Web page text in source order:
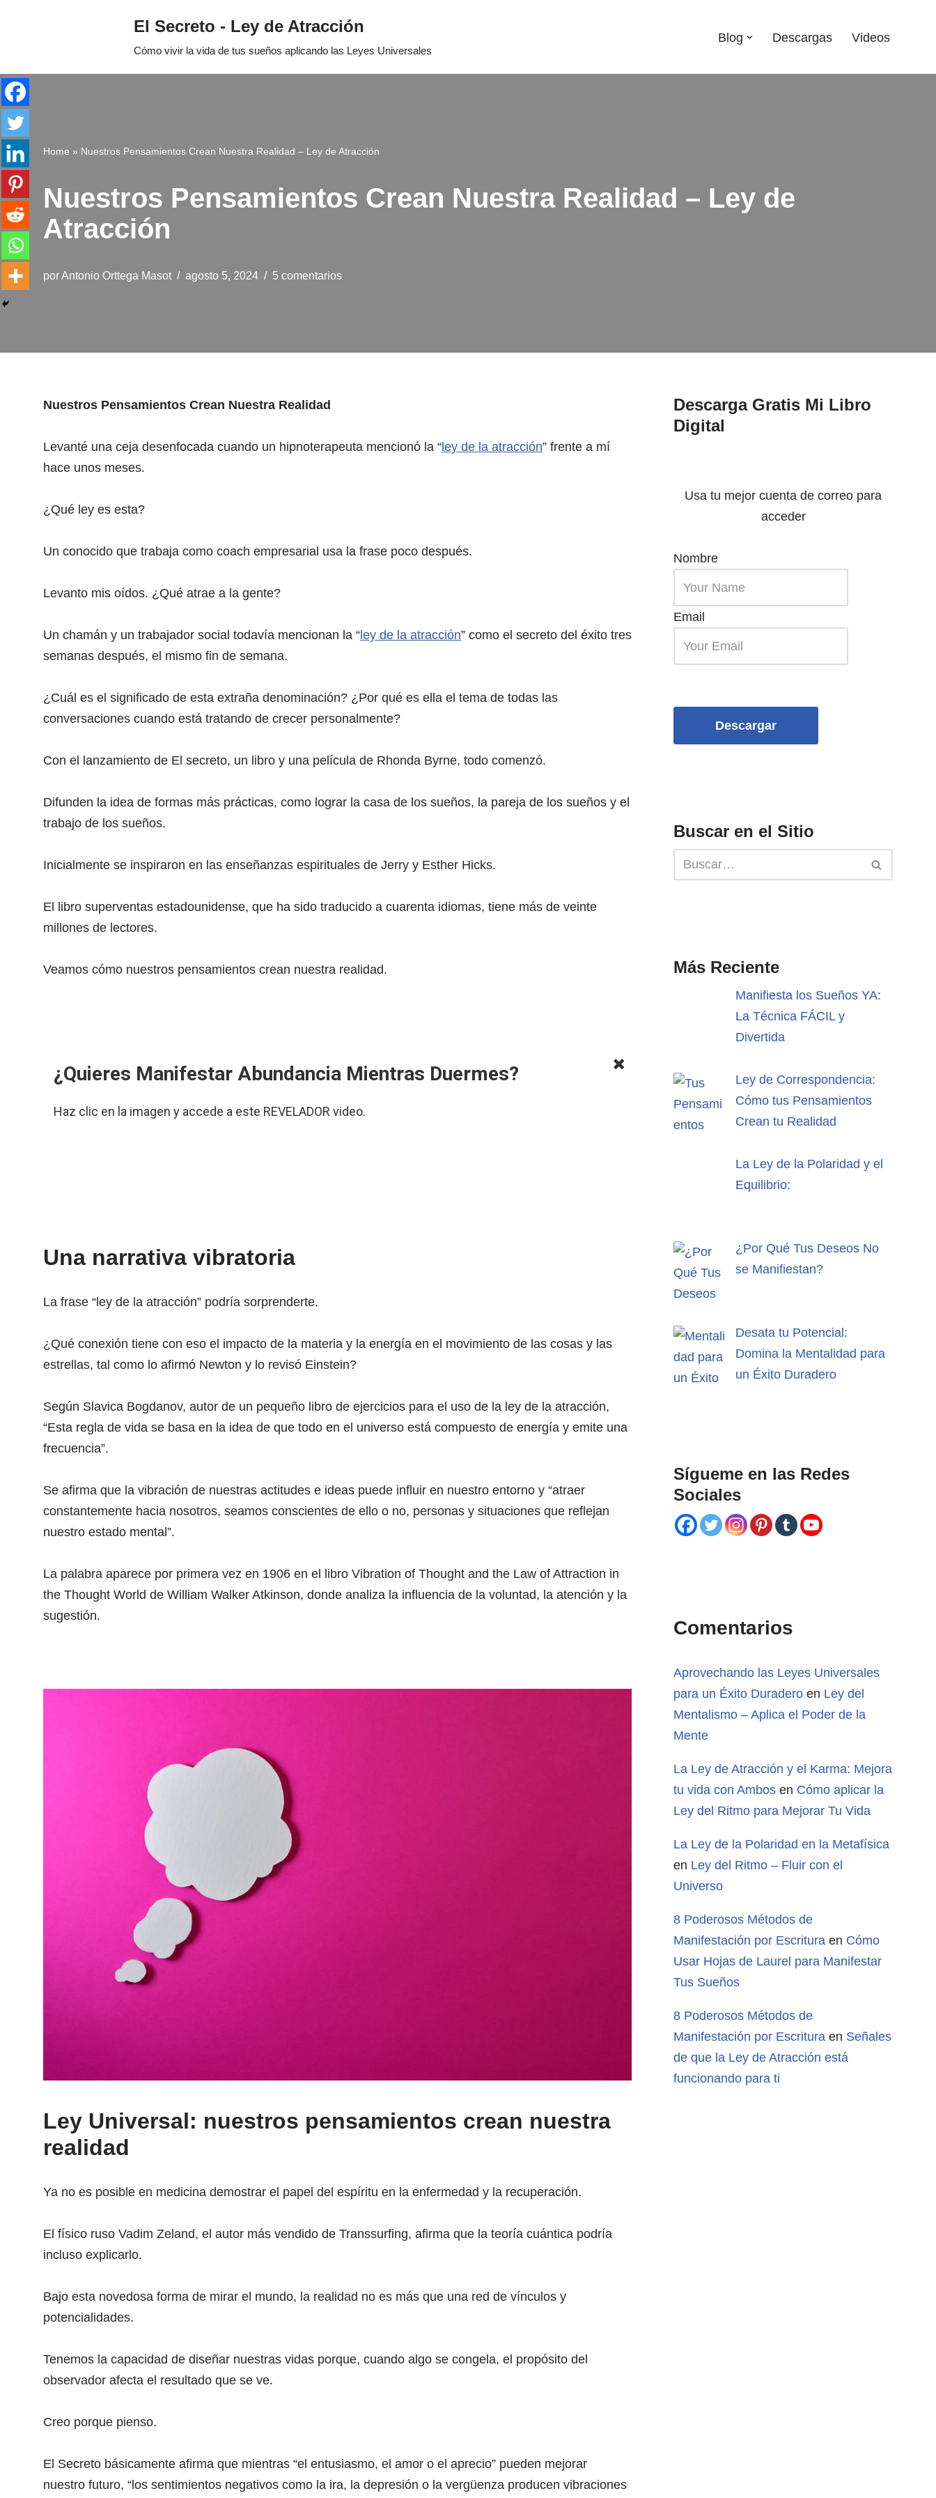
contenido
El Secreto - Ley de Atracción
Cómo vivir la vida de tus sueños aplicando las Leyes Universales
Blog Descargas Videos
Home » Nuestros Pensamientos Crean Nuestra Realidad – Ley de Atracción
Nuestros Pensamientos Crean Nuestra Realidad – Ley de
Atracción
porAntonio Orttega Masot agosto 5, 2024 5 comentarios
Nuestros Pensamientos Crean Nuestra Realidad
Levanté una ceja desenfocada cuando un hipnoterapeuta mencionó la “ ley de la atracción” frente a mí
hace unos meses.
¿Qué ley es esta?
Un conocido que trabaja como coach empresarial usa la frase poco después.
Levanto mis oídos. ¿Qué atrae a la gente?
Un chamán y un trabajador social todavía mencionan la “ ley de la atracción” como el secreto del éxito tres
semanas después, el mismo fin de semana.
¿Cuál es el significado de esta extraña denominación? ¿Por qué es ella el tema de todas las
conversaciones cuando está tratando de crecer personalmente?
Con el lanzamiento de El secreto, un libro y una película de Rhonda Byrne, todo comenzó.
Difunden la idea de formas más prácticas, como lograr la casa de los sueños, la pareja de los sueños y el
trabajo de los sueños.
Inicialmente se inspiraron en las enseñanzas espirituales de Jerry y Esther Hicks.
El libro superventas estadounidense, que ha sido traducido a cuarenta idiomas, tiene más de veinte
millones de lectores.
Veamos cómo nuestros pensamientos crean nuestra realidad.
¿Quieres Manifestar Abundancia Mientras Duermes?
Haz clic en la imagen y accede a este REVELADOR video.
Una narrativa vibratoria
La frase “ley de la atracción” podría sorprenderte.
¿Qué conexión tiene con eso el impacto de la materia y la energía en el movimiento de las cosas y las
estrellas, tal como lo afirmó Newton y lo revisó Einstein?
Según Slavica Bogdanov, autor de un pequeño libro de ejercicios para el uso de la ley de la atracción,
“Esta regla de vida se basa en la idea de que todo en el universo está compuesto de energía y emite una
frecuencia”.
Se afirma que la vibración de nuestras actitudes e ideas puede influir en nuestro entorno y “atraer
constantemente hacia nosotros, seamos conscientes de ello o no, personas y situaciones que reflejan
nuestro estado mental”.
La palabra aparece por primera vez en 1906 en el libro Vibration of Thought and the Law of Attraction in
the Thought World de William Walker Atkinson, donde analiza la influencia de la voluntad, la atención y la
sugestión.
Ley Universal: nuestros pensamientos crean nuestra
realidad
Ya no es posible en medicina demostrar el papel del espíritu en la enfermedad y la recuperación.
El físico ruso Vadim Zeland, el autor más vendido de Transsurfing, afirma que la teoría cuántica podría
incluso explicarlo.
Bajo esta novedosa forma de mirar el mundo, la realidad no es más que una red de vínculos y
potencialidades.
Tenemos la capacidad de diseñar nuestras vidas porque, cuando algo se congela, el propósito del
observador afecta el resultado que se ve.
Creo porque pienso.
El Secreto básicamente afirma que mientras “el entusiasmo, el amor o el aprecio” pueden mejorar
nuestro futuro, “los sentimientos negativos como la ira, la depresión o la vergüenza producen vibraciones
Descarga Gratis Mi Libro
Digital
Usa tu mejor cuenta de correo para
acceder
Nombre
Email
Descargar
Buscar en el Sitio
Más Reciente
Manifiesta los Sueños YA:
La Técnica FÁCIL y
Divertida
Ley de Correspondencia:
Cómo tus Pensamientos
Crean tu Realidad
La Ley de la Polaridad y el
Equilibrio:
¿Por Qué Tus Deseos No
se Manifiestan?
Desata tu Potencial:
Domina la Mentalidad para
un Éxito Duradero
Sígueme en las Redes
Sociales
Comentarios
Aprovechando las Leyes Universales
para un Éxito Duradero en Ley del
Mentalismo – Aplica el Poder de la
Mente
La Ley de Atracción y el Karma: Mejora
tu vida con Ambos en Cómo aplicar la
Ley del Ritmo para Mejorar Tu Vida
La Ley de la Polaridad en la Metafísica
en Ley del Ritmo – Fluir con el
Universo
8 Poderosos Métodos de
Manifestación por Escritura en Cómo
Usar Hojas de Laurel para Manifestar
Tus Sueños
8 Poderosos Métodos de
Manifestación por Escritura en Señales
de que la Ley de Atracción está
funcionando para ti